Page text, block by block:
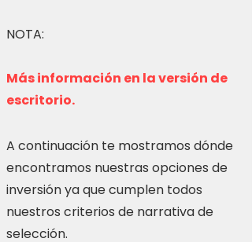
NOTA:
Más información en la versión de
escritorio.
A continuación te mostramos dónde
encontramos nuestras opciones de
inversión ya que cumplen todos
nuestros criterios de narrativa de
selección.